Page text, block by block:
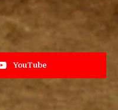
YouTube